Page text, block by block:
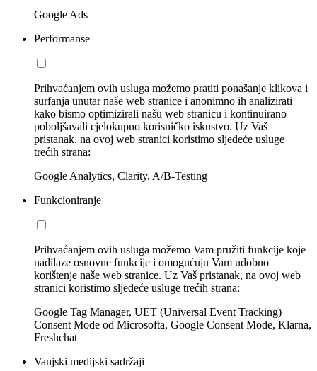
Google Ads
Performanse
Prihvaćanjem ovih usluga možemo pratiti ponašanje klikova i
surfanja unutar naše web stranice i anonimno ih analizirati
kako bismo optimizirali našu web stranicu i kontinuirano
poboljšavali cjelokupno korisničko iskustvo. Uz Vaš
pristanak, na ovoj web stranici koristimo sljedeće usluge
trećih strana:
Google Analytics, Clarity, A/B-Testing
Funkcioniranje
Prihvaćanjem ovih usluga možemo Vam pružiti funkcije koje
nadilaze osnovne funkcije i omogućuju Vam udobno
korištenje naše web stranice. Uz Vaš pristanak, na ovoj web
stranici koristimo sljedeće usluge trećih strana:
Google Tag Manager, UET (Universal Event Tracking)
Consent Mode od Microsofta, Google Consent Mode, Klarna,
Freshchat
Vanjski medijski sadržaji